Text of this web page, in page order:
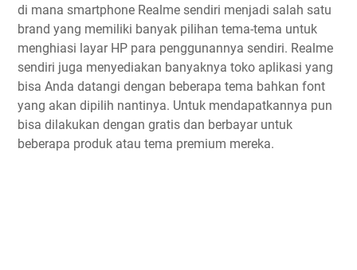
di mana smartphone Realme sendiri menjadi salah satu
brand yang memiliki banyak pilihan tema-tema untuk
menghiasi layar HP para penggunannya sendiri. Realme
sendiri juga menyediakan banyaknya toko aplikasi yang
bisa Anda datangi dengan beberapa tema bahkan font
yang akan dipilih nantinya. Untuk mendapatkannya pun
bisa dilakukan dengan gratis dan berbayar untuk
beberapa produk atau tema premium mereka.